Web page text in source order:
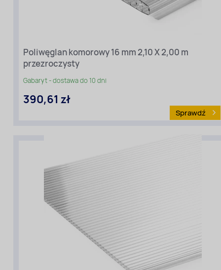
Poliwęglan komorowy 16 mm 2,10 X 2,00 m
przezroczysty
Gabaryt - dostawa do 10 dni
390,61 zł
Sprawdź
Długość
[m]:
2
[m]:
2,10
Przezroczysty
Grubość
[mm]:
16